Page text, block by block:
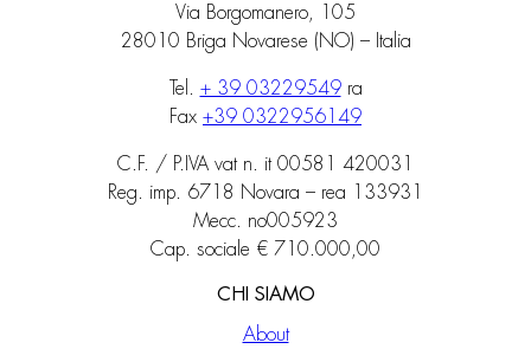
Via Borgomanero, 105
28010 Briga Novarese (NO) – Italia
Tel. + 39 03229549ra
Fax +39 0322956149
C.F. / P.IVA vat n. it 00581 420031
Reg. imp. 6718 Novara – rea 133931
Mecc. no005923
Cap. sociale € 710.000,00
CHI SIAMO
About